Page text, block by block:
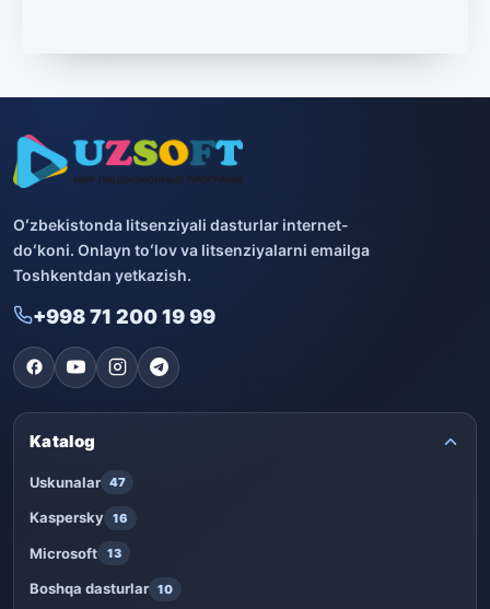
Boshqa dasturlar 10
ESET
PRO32
Dr.Web
Jivo
Oʻzbekistonda litsenziyali dasturlar internet-
doʻkoni. Onlayn toʻlov va litsenziyalarni emailga
Toshkentdan yetkazish.
+998 71 200 19 99
Katalog
Uskunalar 47
Kaspersky 16
Microsoft 13
Boshqa dasturlar 10